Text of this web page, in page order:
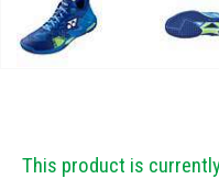
This product is